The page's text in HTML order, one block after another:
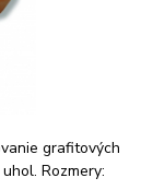
grafitových
Rozmery: